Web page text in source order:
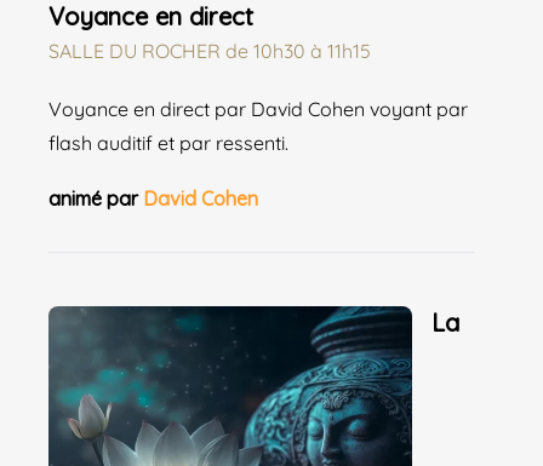
Voyance en direct
SALLE DU ROCHER de 10h30 à 11h15
Voyance en direct par David Cohen voyant par
flash auditif et par ressenti.
animé par David Cohen
La